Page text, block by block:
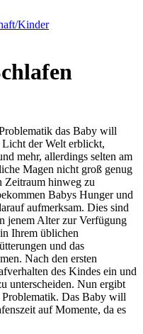
das Baby will
Licht der Welt erblickt,
mehr, allerdings selten am
Magen nicht groß genug
Zeitraum hinweg zu
Babys Hunger und
aufmerksam. Dies sind
jenem Alter zur Verfügung
Ihrem üblichen
und das
Nach den ersten
des Kindes ein und
unterscheiden. Nun ergibt
Problematik. Das Baby will
auf Momente, da es